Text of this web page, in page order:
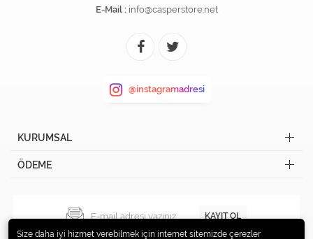
E-Mail : info@casperstore.net
@instagramadresi
KURUMSAL
ÖDEME
KAYIT OL
Size daha iyi hizmet verebilmek için internet sitemizde çerezler